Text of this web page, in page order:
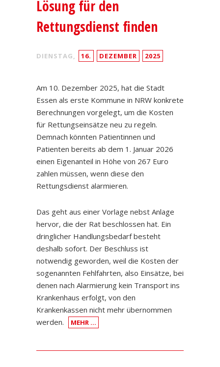
Lösung für den
Rettungsdienst finden
DIENSTAG, 16. DEZEMBER 2025
Am 10. Dezember 2025, hat die Stadt
Essen als erste Kommune in NRW konkrete
Berechnungen vorgelegt, um die Kosten
für Rettungseinsätze neu zu regeln.
Demnach könnten Patientinnen und
Patienten bereits ab dem 1. Januar 2026
einen Eigenanteil in Höhe von 267 Euro
zahlen müssen, wenn diese den
Rettungsdienst alarmieren.
Das geht aus einer Vorlage nebst Anlage
hervor, die der Rat beschlossen hat. Ein
dringlicher Handlungsbedarf besteht
deshalb sofort. Der Beschluss ist
notwendig geworden, weil die Kosten der
sogenannten Fehlfahrten, also Einsätze, bei
denen nach Alarmierung kein Transport ins
Krankenhaus erfolgt, von den
Krankenkassen nicht mehr übernommen
werden.
MEHR …